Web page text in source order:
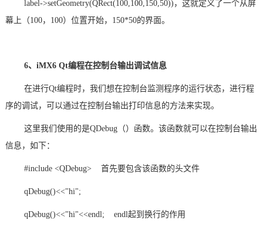
label->setGeometry(QRect(100,100,150,50))，这就定义了一个从屏
幕上（100，100）位置开始，150*50的界面。
6、iMX6 Qt编程在控制台输出调试信息
在进行Qt编程时，我们想在控制台监测程序的运行状态，进行程
序的调试，可以通过在控制台输出打印信息的方法来实现。
这里我们使用的是QDebug（）函数。该函数就可以在控制台输出
信息，如下：
#include <QDebug> 首先要包含该函数的头文件
qDebug()<<"hi";
qDebug()<<"hi"<<endl; endl起到换行的作用